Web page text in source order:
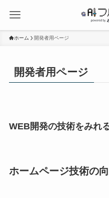
ホーム 開発者用ページ
開発者用ページ
WEB開発の技術をみれ
ホームページ技術の